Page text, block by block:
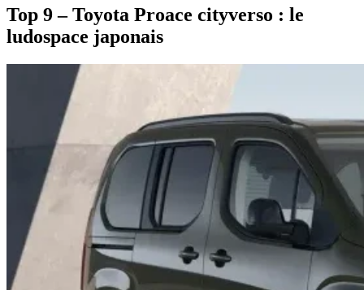
Top 9 – Toyota Proace cityverso : le
ludospace japonais